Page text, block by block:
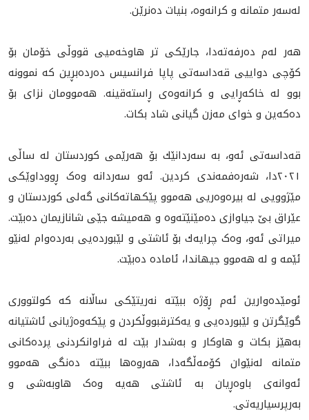
لەسەر متمانە و کرانەوە، بنیات دەنرێن.
هه‌ر لەم ده‌رفه‌ته‌دا، جارێكى تر هاوخەميی قووڵی خۆمان بۆ
كۆچى دواييى قه‌داسه‌تى پاپا فرانسیس دەردەبڕین کە نموونە
بوو لە خاكه‌ڕايى و کرانەوەی ڕاستەقینە. هه‌موومان نزاى بۆ
ده‌كه‌ين و خوای مەزن گيانى شاد بكات.
قه‌داسه‌تى ئه‌و، بە سەردانێك بۆ هەرێمی کوردستان لە ساڵی
٢٠٢١دا، شەرەفمەندی کردین. ئەو سەردانە وەک ڕووداوێکی
مێژوویی لە بیرەوەريی هه‌موو پێكهاته‌كانى گه‌لى كوردستان و
عێراق بێ جیاوازی دەمێنێتەوە و هه‌ميشه‌ جێى شانازيمان ده‌بێت.
میراتی ئەو، وەک چرايه‌ك بۆ ئاشتی و لێبورده‌يى بەردەوام له‌نێو
ئێمه‌ و له‌ هه‌موو جيهاندا، ئامادە دەبێت.
ئومێدەوارین ئەم ڕۆژە ببێتە نەریتێکی ساڵانە کە کولتووری
گوێگرتن و لێبورده‌يى و يه‌كترقبووڵكردن و پێكه‌وه‌ژيانى ئاشتيانه‌
بەهێز بکات و هاوكار و به‌شدار بێت له‌ فراوانکردنی پردەکانی
متمانە لەنێوان کۆمەڵگەدا، هه‌روه‌ها ببێته‌ ده‌نگى هه‌موو
ئه‌وانه‌ى باوەڕيان بە ئاشتی هه‌يه‌ وەک هاوبەشی و
بەرپرسیاريه‌تی.